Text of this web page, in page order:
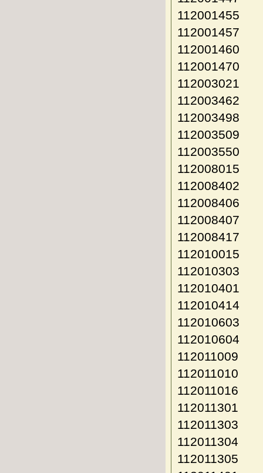
112001455
112001457
112001460
112001470
112003021
112003462
112003498
112003509
112003550
112008015
112008402
112008406
112008407
112008417
112010015
112010303
112010401
112010414
112010603
112010604
112011009
112011010
112011016
112011301
112011303
112011304
112011305